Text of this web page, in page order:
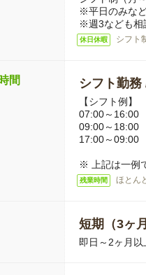
※平日のみな
※週3なども相
休日休暇 シフト
間 シフト勤務
【シフト例】
07:00～16:00
09:00～18:00
17:00～09:00
※ 上記は一例
残業時間 ほとん
短期（3ヶ
即日～2ヶ月